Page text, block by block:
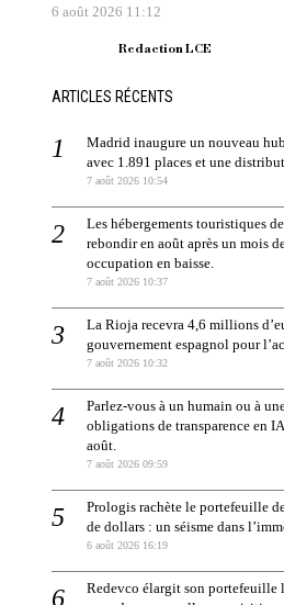
6 août 2026 11:12
Redaction LCE
ARTICLES RÉCENTS
Madrid inaugure un nouveau
avec 1.891 places et une
7 août 2026 10:54
Les hébergements touristiques
rebondir en août après un mois
occupation en baisse.
7 août 2026 10:37
La Rioja recevra 4,6 millions
gouvernement espagnol pour
7 août 2026 10:32
Parlez-vous à un humain ou à
obligations de transparence en
août.
7 août 2026 09:59
Prologis rachète le portefeuille
de dollars : un séisme dans
6 août 2026 16:19
Redevco élargit son portefeuille